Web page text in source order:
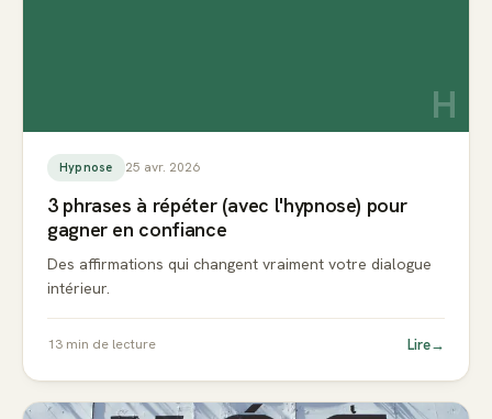
H
Hypnose 25 avr. 2026
3 phrases à répéter (avec l'hypnose) pour
gagner en confiance
Des affirmations qui changent vraiment votre dialogue
intérieur.
13 min de lecture Lire→